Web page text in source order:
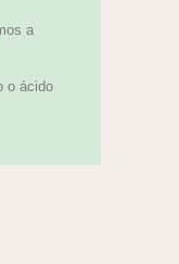
a
o ácido